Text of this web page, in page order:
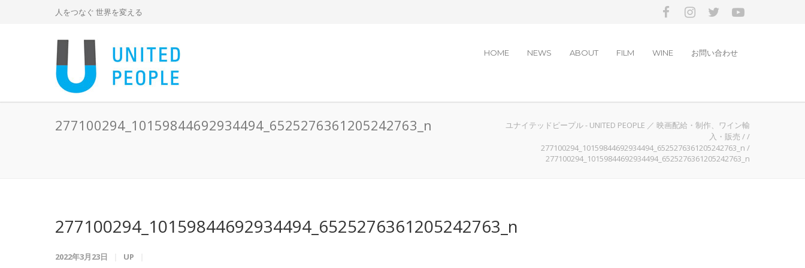
人をつなぐ 世界を変える
HOME NEWS ABOUT FILM WINE お問い合わせ
277100294_10159844692934494_6525276361205242763_n
ユナイテッドピープル - UNITED PEOPLE ／ 映画配給・制作、ワイン輸
入・販売 //
277100294_10159844692934494_6525276361205242763_n /
277100294_10159844692934494_6525276361205242763_n
277100294_10159844692934494_6525276361205242763_n
2022年3月23日 UP